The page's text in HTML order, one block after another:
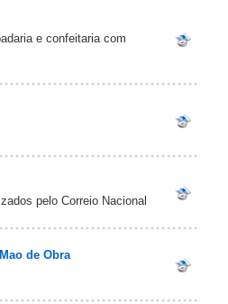
e confeitaria com
pelo Correio Nacional
de Obra